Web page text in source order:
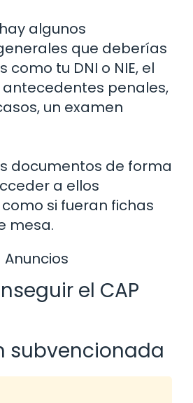
algunos
que deberías
tu DNI o NIE, el
penales,
un examen
documentos de forma
a ellos
si fueran fichas
mesa.
Anuncios
el CAP
subvencionada